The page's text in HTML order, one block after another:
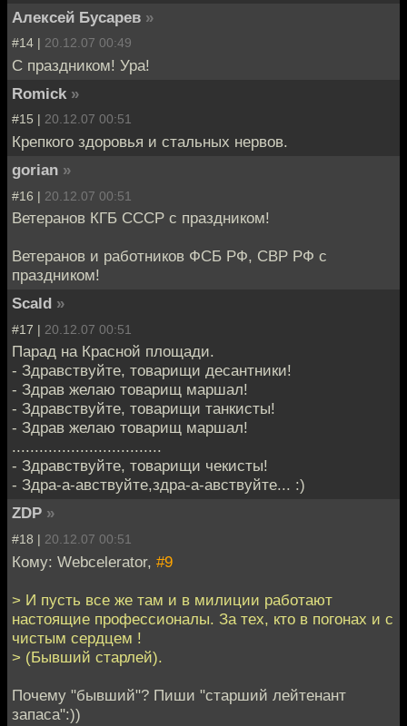
Алексей Бусарев »
#14 | 20.12.07 00:49
С праздником! Ура!
Romick »
#15 | 20.12.07 00:51
Крепкого здоровья и стальных нервов.
gorian »
#16 | 20.12.07 00:51
Ветеранов КГБ СССР с праздником!
Ветеранов и работников ФСБ РФ, СВР РФ с
праздником!
Scald »
#17 | 20.12.07 00:51
Парад на Красной площади.
- Здравствуйте, товарищи десантники!
- Здрав желаю товарищ маршал!
- Здравствуйте, товарищи танкисты!
- Здрав желаю товарищ маршал!
.................................
- Здравствуйте, товарищи чекисты!
- Здра-а-авствуйте,здра-а-авствуйте... :)
ZDP »
#18 | 20.12.07 00:51
Кому: Webcelerator, #9
> И пусть все же там и в милиции работают
настоящие профессионалы. За тех, кто в погонах и с
чистым сердцем !
> (Бывший старлей).
Почему "бывший"? Пиши "старший лейтенант
запаса":))